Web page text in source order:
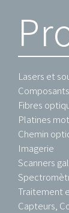
Lasers et
Fibres
Platines
Chemin
Imagerie
Scanners
Traitement
Capteurs,